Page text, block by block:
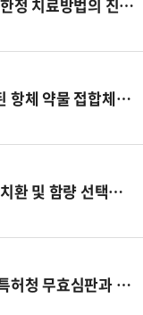
[기고] <37> 용량 한정 치료방법의 진보성 (Tecfidera® 사례)
[기고] <36>공지된 항체 약물 접합체(antibody drug conjugate)를 이용한 용량용법의 진보성
[기고] <35> 성분 치환 및 함량 선택에 대한 진보성 (Aczone® 사례)
[기고] <34> 미국특허청 무효심판과 법원에서의 침해 소송